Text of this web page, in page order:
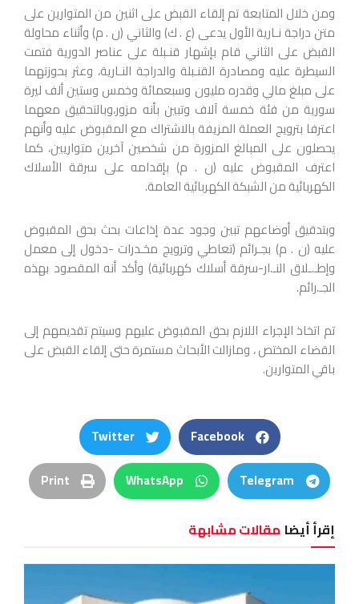
ومن خلال المتابعة تم إلقاء القبض على اثنين من المتوارين على
متن دراجة نـارية الأول يدعى (ع . ك) والثاني (ن . م) وأثناء محاولة
القبض على الثاني قام بإشهار قنـبلة على عناصر الدورية فتمت
السيطرة عليه ومصادرة القنـبلة والدراجة النـارية، وعثر بحوزتهما
على مبلغ مالي وقدره مليون وسبعمائة وخمس وستين ألف ليرة
سورية من فئة خمسة آلاف وتبين بأنه مزور،وبالتحقيق معهما
اعترفا بترويج العملة المزيفة بالاشتراك مع المقبوض عليه وأنهم
يحصلون على المبالغ المزورة من شخصين آخرين متواريين، كما
اعترف المقبوض عليه (ن . م) بإقدامه على سرقة الأسلاك
الكهربائية من الشبكة الكهربائية العامة.
وبتدقيق أوضاعهم تبين وجود عدة إذاعات بحث بحق المقبوض
عليه (ن . م) بجـرائم (تعاطي وترويج مخـدرات -دخول إلى معمل
وإطـ.ـلاق النـ.ار-سرقة أسلاك كهربائية) وأكد أنه المقصود بهذه
الجـ.رائم.
تم اتخاذ الإجراء اللازم بحق المقبوض عليهم وسيتم تقديمهم إلى
القضاء المختص ، ومازالت الأبحاث مستمرة حتى إلقاء القبض على
باقي المتوارين.
Facebook
Twitter
Telegram
WhatsApp
Print
إقرأ أيضا مقالات مشابهة